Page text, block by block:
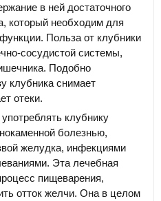
в ней достаточного
который необходим для
Польза от клубники
сосудистой системы,
Подобно
клубника снимает
отеки.
клубнику
болезнью,
желудка, инфекциями
Эта лечебная
пищеварения,
отток желчи. Она в целом